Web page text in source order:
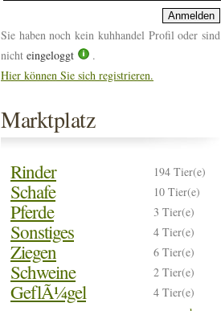
Sie haben noch kein kuhhandel Profil oder sind
nicht eingeloggt
.
Hier können Sie sich registrieren.
Marktplatz
Rinder 194 Tier(e)
Schafe 10 Tier(e)
Pferde 3 Tier(e)
Sonstiges 4 Tier(e)
Ziegen 6 Tier(e)
Schweine 2 Tier(e)
GeflÃ¼gel
4 Tier(e)